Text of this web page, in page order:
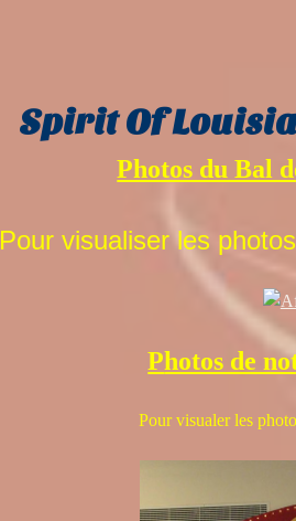
Spirit Of
Photos du Bal
Pour visualiser les
Photos de
Pour visualer les